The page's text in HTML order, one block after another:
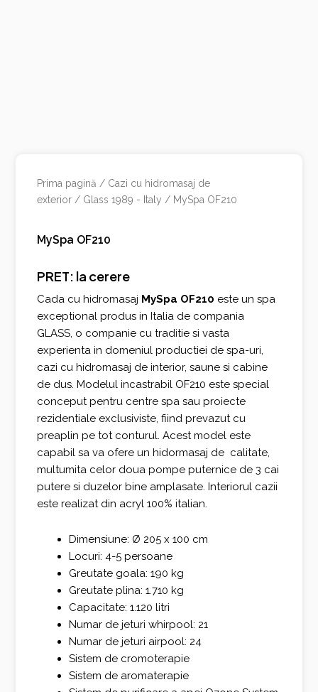
Prima pagină / Cazi cu hidromasaj de
exterior / Glass 1989 - Italy / MySpa OF210
MySpa OF210
PRET: la cerere
Cada cu hidromasaj MySpa OF210 este un spa
exceptional produs in Italia de compania
GLASS, o companie cu traditie si vasta
experienta in domeniul productiei de spa-uri,
cazi cu hidromasaj de interior, saune si cabine
de dus. Modelul incastrabil OF210 este special
conceput pentru centre spa sau proiecte
rezidentiale exclusiviste, fiind prevazut cu
preaplin pe tot conturul. Acest model este
capabil sa va ofere un hidormasaj de calitate,
multumita celor doua pompe puternice de 3 cai
putere si duzelor bine amplasate. Interiorul cazii
este realizat din acryl 100% italian.
Dimensiune: Ø 205 x 100 cm
Locuri: 4-5 persoane
Greutate goala: 190 kg
Greutate plina: 1.710 kg
Capacitate: 1.120 litri
Numar de jeturi whirpool: 21
Numar de jeturi airpool: 24
Sistem de cromoterapie
Sistem de aromaterapie